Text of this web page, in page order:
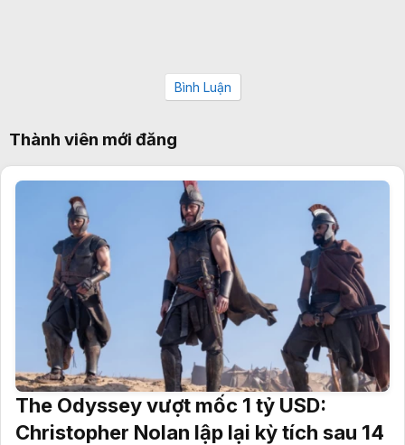
Bình Luận
Thành viên mới đăng
The Odyssey vượt mốc 1 tỷ USD:
Christopher Nolan lập lại kỳ tích sau 14